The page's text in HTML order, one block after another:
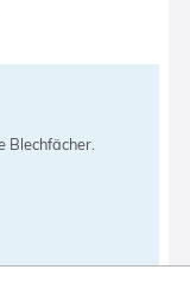
Blechfächer.